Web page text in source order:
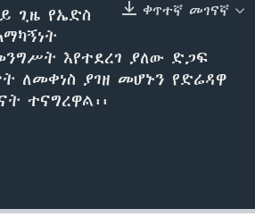
ቀጥተኛ መገናኛ
ጊዜ የኤድስ
እየተደረገ ያለው ድጋፍ
ለመቀነስ ያገዘ መሆኑን የድሬዳዋ
ተናግረዋል፡፡